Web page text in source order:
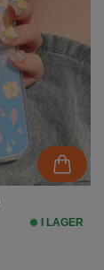
I LAGER